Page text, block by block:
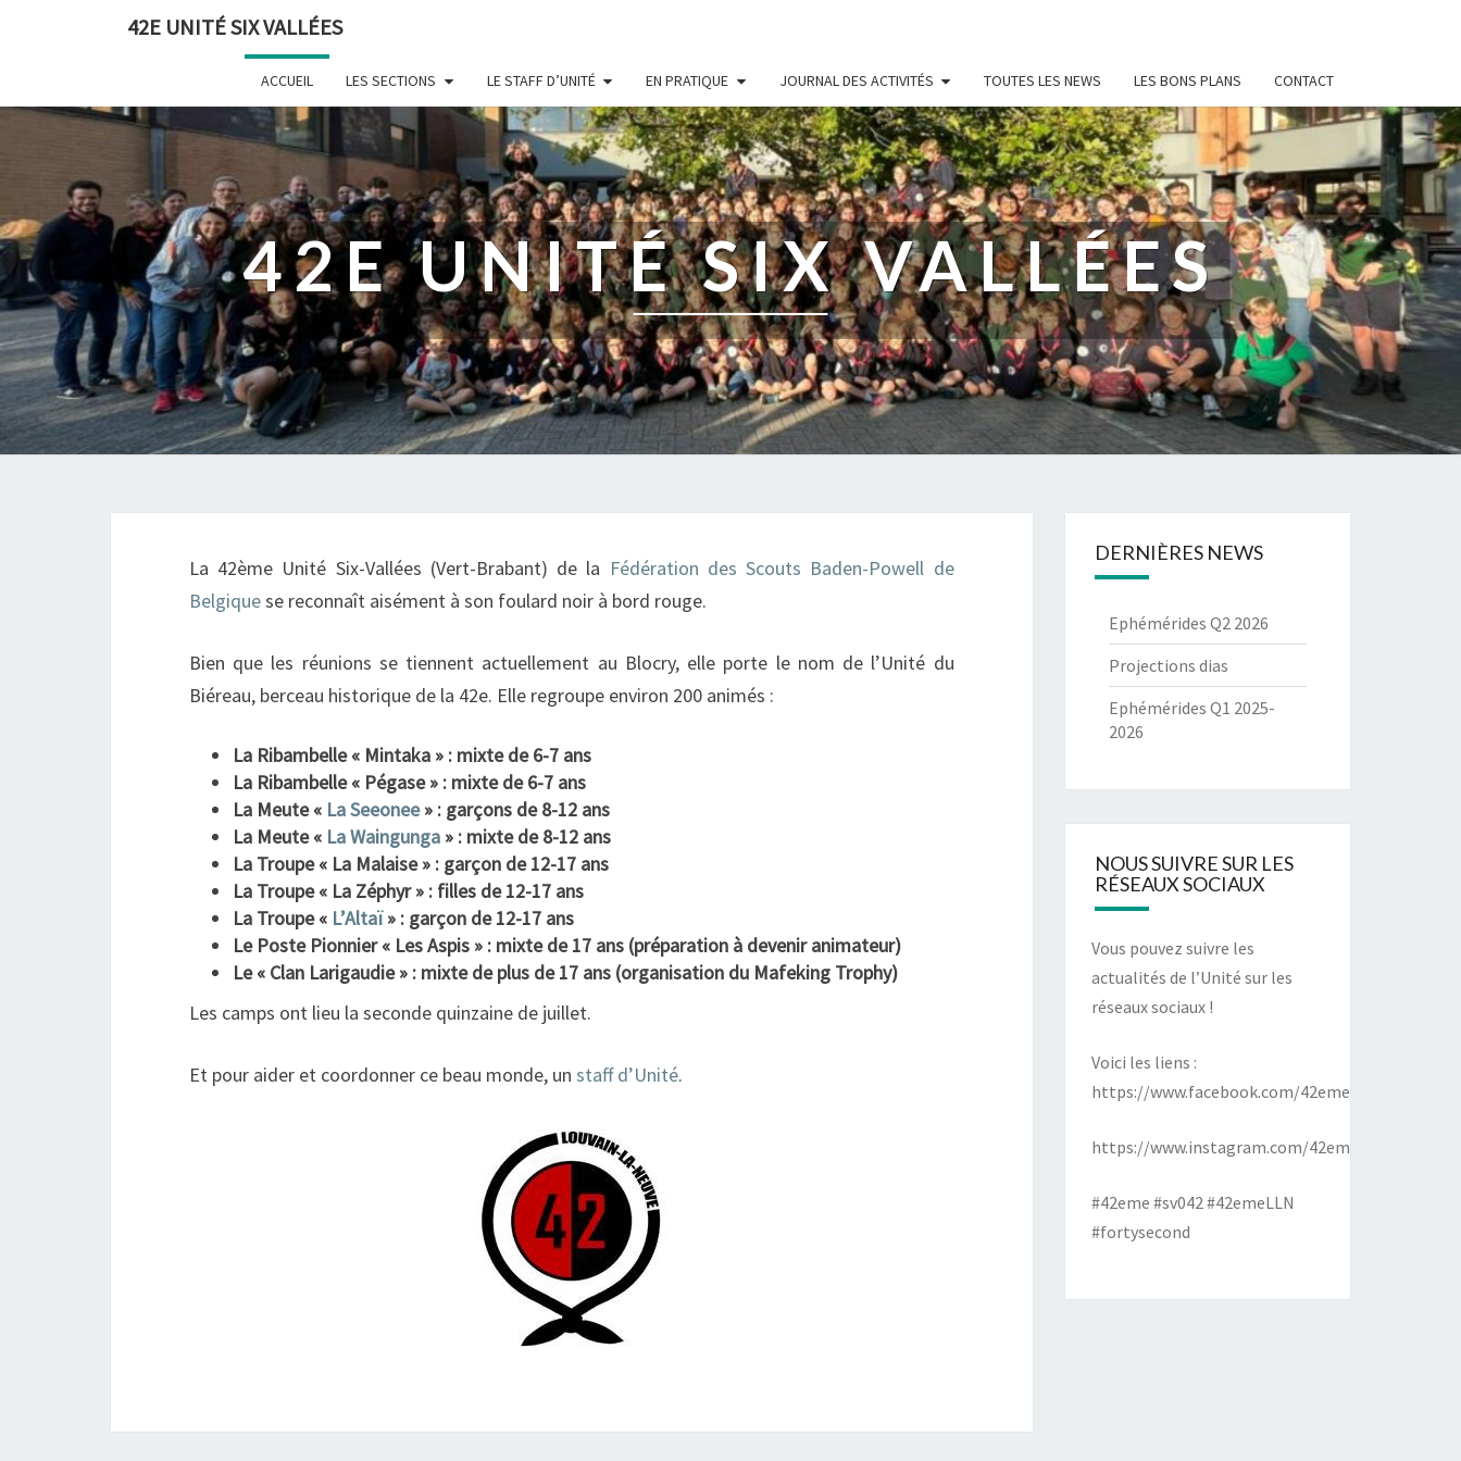
42E UNITÉ SIX VALLÉES
ACCUEIL LES SECTIONS LE STAFF D’UNITÉ EN PRATIQUE JOURNAL DES ACTIVITÉS TOUTES LES NEWS LES BONS PLANS CONTACT
42E UNITÉ SIX VALLÉES
’
U
I
É
La 42ème Unité Six-Vallées (Vert-Brabant) de la Fédération des Scouts Baden-Powell de
Belgiquese reconnaît aisément à son foulard noir à bord rouge.
Bien que les réunions se tiennent actuellement au Blocry, elle porte le nom de l’Unité du
Biéreau, berceau historique de la 42e. Elle regroupe environ 200 animés :
La Ribambelle « Mintaka » : mixte de 6-7 ans
La Ribambelle « Pégase » : mixte de 6-7 ans
La Meute « La Seeonee» : garçons de 8-12 ans
La Meute « La Waingunga » : mixte de 8-12 ans
La Troupe « La Malaise » : garçon de 12-17 ans
La Troupe « La Zéphyr » : filles de 12-17 ans
La Troupe « L’Altaï» : garçon de 12-17 ans
Le Poste Pionnier « Les Aspis » : mixte de 17 ans (préparation à devenir animateur)
Le « Clan Larigaudie » : mixte de plus de 17 ans (organisation du Mafeking Trophy)
Les camps ont lieu la seconde quinzaine de juillet.
Et pour aider et coordonner ce beau monde, un staff d’Unité.
DERNIÈRES NEWS
Ephémérides Q2 2026
Projections dias
Ephémérides Q1 2025-
2026
NOUS SUIVRE SUR LES
RÉSEAUX SOCIAUX
Vous pouvez suivre les
actualités de l’Unité sur les
réseaux sociaux !
Voici les liens :
https://www.facebook.com/42emeLLN
https://www.instagram.com/42emeLLN
#42eme #sv042 #42emeLLN
#fortysecond